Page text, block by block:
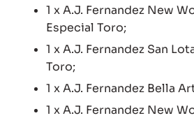
1 x A.J. Fernandez New
Especial Toro;
1 x A.J. Fernandez San
Toro;
1 x A.J. Fernandez Bella
1 x A.J. Fernandez New